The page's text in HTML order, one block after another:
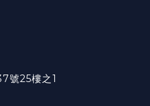
號25樓之1